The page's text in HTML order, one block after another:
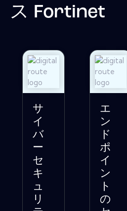
ス Fortinet
サ
イ
バ
ー
セ
キ
ュ
リ
エ
ン
ド
ポ
イ
ン
ト
の